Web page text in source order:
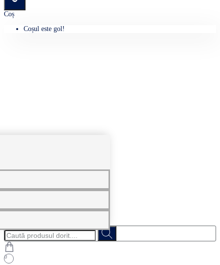
Coș
Coșul este gol!
Caută
produsul
dorit....
0